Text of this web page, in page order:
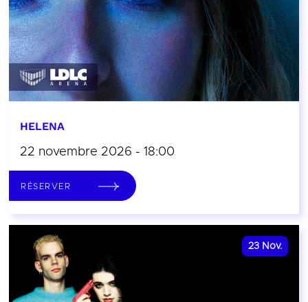
HELENA
22 novembre 2026 - 18:00
RÉSERVER
23 Nov.